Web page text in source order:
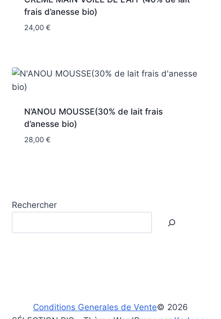
frais d’anesse bio)
24,00 €
N’ANOU MOUSSE(30% de lait frais
d’anesse bio)
28,00 €
Rechercher
Conditions Generales de Vente© 2026